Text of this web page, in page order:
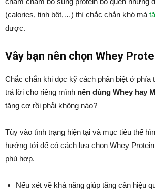
(calories, tinh bột,…) thì chắc chắn khó mà
được.
Vây bạn nên chọn Whey
Chắc chắn khi đọc kỹ cách phân biệt ở phía
trả lời cho riêng mình nên dùng Whey hay
tăng cơ rồi phải không nào?
Tùy vào tình trạng hiện tại và mục tiêu thể
hướng tới để có cách lựa chọn Whey
phù hợp.
Nếu xét về khả năng giúp tăng cân hiệu